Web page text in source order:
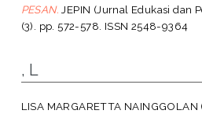
PESAN. JEPIN (Jurnal Edukasi dan
(3). pp. 572-578. ISSN 2548-9364
, L
LISA MARGARETTA NAINGGOLAN